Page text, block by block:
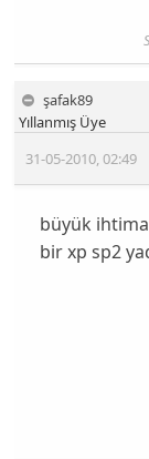
şafak89
31-05-2010,02:49
Yıllanmış Üye
büyük
bir xp sp2